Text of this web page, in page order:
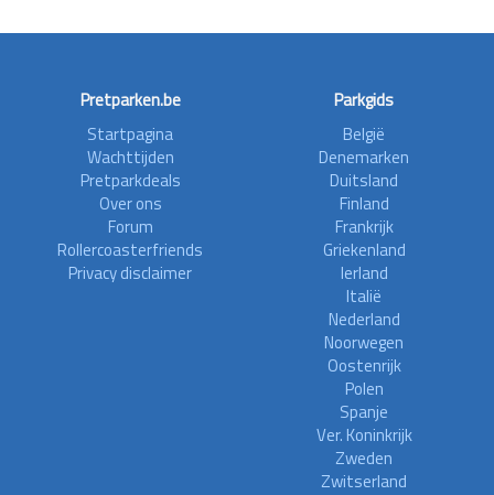
Pretparken.be
Startpagina
Wachttijden
Pretparkdeals
Over ons
Forum
Rollercoasterfriends
Privacy disclaimer
Parkgids
België
Denemarken
Duitsland
Finland
Frankrijk
Griekenland
Ierland
Italië
Nederland
Noorwegen
Oostenrijk
Polen
Spanje
Ver. Koninkrijk
Zweden
Zwitserland